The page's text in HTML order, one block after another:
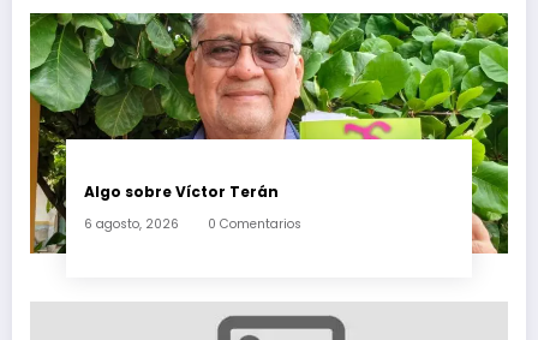
Algo sobre Víctor Terán
6 agosto, 2026 0 Comentarios